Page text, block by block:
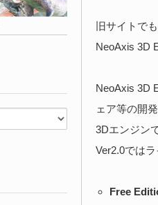
旧サイトで
NeoAxis 3D
NeoAxis 3D
ェア等の開
3Dエンジン
Ver2.0では
Free